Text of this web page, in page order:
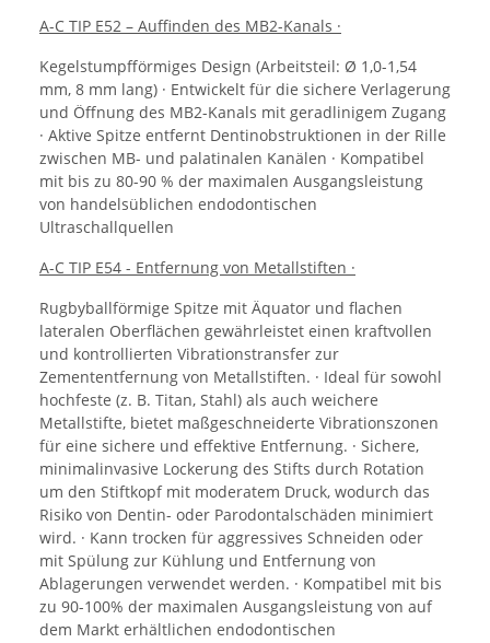
A-C TIP E52 – Auffinden des MB2-Kanals ·
Kegelstumpfförmiges Design (Arbeitsteil: Ø 1,0-1,54
mm, 8 mm lang) · Entwickelt für die sichere Verlagerung
und Öffnung des MB2-Kanals mit geradlinigem Zugang
· Aktive Spitze entfernt Dentinobstruktionen in der Rille
zwischen MB- und palatinalen Kanälen · Kompatibel
mit bis zu 80-90 % der maximalen Ausgangsleistung
von handelsüblichen endodontischen
Ultraschallquellen
A-C TIP E54 - Entfernung von Metallstiften ·
Rugbyballförmige Spitze mit Äquator und flachen
lateralen Oberflächen gewährleistet einen kraftvollen
und kontrollierten Vibrationstransfer zur
Zemententfernung von Metallstiften. · Ideal für sowohl
hochfeste (z. B. Titan, Stahl) als auch weichere
Metallstifte, bietet maßgeschneiderte Vibrationszonen
für eine sichere und effektive Entfernung. · Sichere,
minimalinvasive Lockerung des Stifts durch Rotation
um den Stiftkopf mit moderatem Druck, wodurch das
Risiko von Dentin- oder Parodontalschäden minimiert
wird. · Kann trocken für aggressives Schneiden oder
mit Spülung zur Kühlung und Entfernung von
Ablagerungen verwendet werden. · Kompatibel mit bis
zu 90-100% der maximalen Ausgangsleistung von auf
dem Markt erhältlichen endodontischen